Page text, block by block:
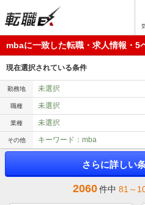
mbaに一致した転職・求人情報・5
現在選択されている条件
勤務地 未選択
職種 未選択
業種 未選択
その他 キーワード：mba
さらに詳しい
2060件中 81～